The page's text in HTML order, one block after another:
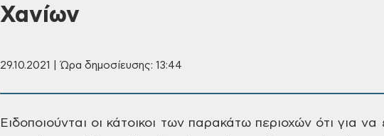
Χανίων
29.10.2021 | Ώρα δημοσίευσης: 13:44
Ειδοποιούνται οι κάτοικοι των παρακάτω περιοχών ότι για